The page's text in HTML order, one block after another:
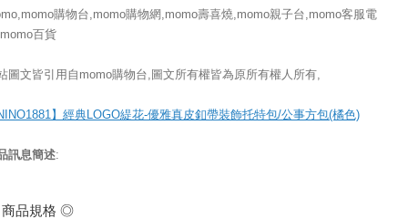
購物台,momo購物網,momo壽喜燒,momo親子台,momo客服電
百貨
圖文皆引用自momo購物台,圖文所有權皆為原所有權人所有,
NINO1881】經典LOGO緹花-優雅真皮釦帶裝飾托特包/公事方包(橘色)
訊息簡述:
品規格 ◎